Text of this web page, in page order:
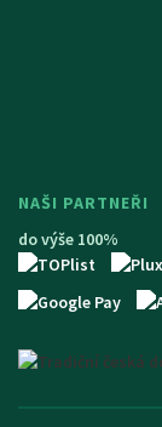
NAŠI PARTNEŘI
do výše 100%